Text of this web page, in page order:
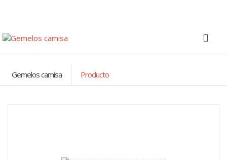
Gemelos camisa Producto